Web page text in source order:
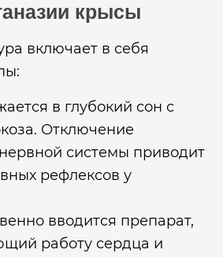
крысы
включает в себя
в глубокий сон с
Отключение
системы приводит
рефлексов у
вводится препарат,
работу сердца и